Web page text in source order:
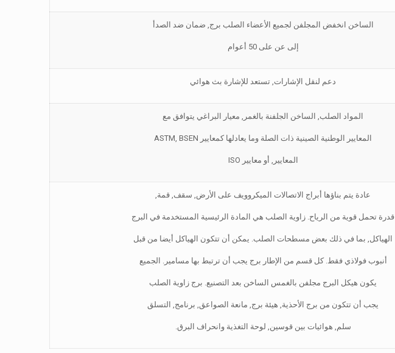
الساخن انخفض المجلفن لجميع الأعضاء الصلب برج, ضمان ضد الصدأ
إلى عن على 50 أعوام
دعم لنقل الإشارات, تستعد للإشارة بث هوائي
المواد الصلب, الساخن الجلفنة بالغمر, معيار البراغي يتوافق مع
المعايير الوطنية الصينية ذات الصلة وما يعادلها كمعايير ASTM, BSEN
المعايير, أو معايير ISO
عادة يتم بناؤها أبراج الاتصالات الميكروويف على الأرض, سقف, قمة,
قدرة تحمل قوية من الرياح. زاوية الصلب هي المادة الرئيسية المستخدمة في البرج
الهياكل, بما في ذلك بعض مسطحات الصلب. يمكن أن تتكون الهياكل أيضا من قبل
أنبوب فولاذي فقط. كل قسم من الإطار برج يجب أن ترتبط بها مسامير. الجميع
يكون هيكل البرج مجلفن بالغمس الساخن بعد التصنيع. برج زاوية الصلب
يجب أن تتكون من برج الأحذية, هيئة برج, مانعة الصواعق, برنامج, التسلق
سلم, هوائيات بين قوسين, لوحة التغذية وانحراف البرق.